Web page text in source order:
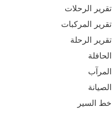
تقرير الرحلات
تقرير المركبات
تقرير الرحلة
الحافلة
المرآب
الصيانة
خط السير